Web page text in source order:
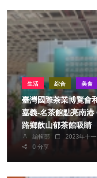
生活 綜合 美食
臺灣國際茶業博覽會和臺
嘉義-名茶館點亮南港 番路鄉農會飲冰柿茶集與番
路鄉飲山郁茶館吸睛
編輯部 2023年十
0 分享